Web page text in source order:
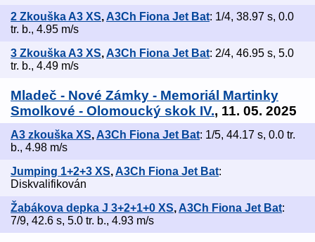
2 Zkouška A3 XS, A3Ch Fiona Jet Bat: 1/4, 38.97 s, 0.0
tr. b., 4.95 m/s
3 Zkouška A3 XS,A3Ch Fiona Jet Bat: 2/4, 46.95 s, 5.0
tr. b., 4.49 m/s
Mladeč - Nové Zámky - Memoriál Martinky
Smolkové - Olomoucký skok IV., 11. 05. 2025
A3 zkouška XS, A3Ch Fiona Jet Bat: 1/5, 44.17 s, 0.0 tr.
b., 4.98 m/s
Jumping 1+2+3 XS,A3Ch Fiona Jet Bat:
Diskvalifikován
Žabákova depka J 3+2+1+0 XS, A3Ch Fiona Jet Bat:
7/9, 42.6 s, 5.0 tr. b., 4.93 m/s